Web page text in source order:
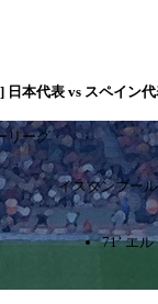
日本代表 vs スペイン
リーグ
イスタンブー
71’ エ